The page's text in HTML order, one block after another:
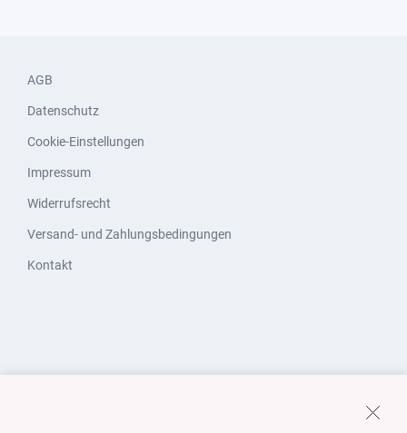
AGB
Datenschutz
Cookie-Einstellungen
Impressum
Widerrufsrecht
Versand- und Zahlungsbedingungen
Kontakt